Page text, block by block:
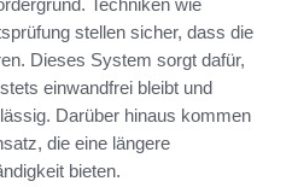
Techniken wie
stellen sicher, dass die
Dieses System sorgt dafür,
stets einwandfrei bleibt und
Darüber hinaus kommen
die eine längere
bieten.